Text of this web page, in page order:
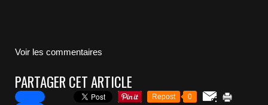
Voir les commentaires
PARTAGER CET ARTICLE
Repost 0